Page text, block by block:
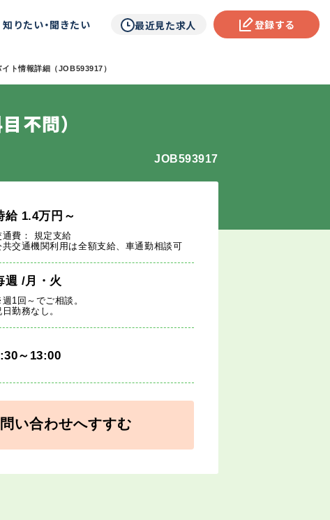
知りたい・聞きたい 最近見た求人 登録する
ト情報詳細（JOB593917）
問）
JOB593917
給1.4万円 ～
通費： 規定支給
共交通機関利用は全額支給、車通勤相談可
週 /月・火
1回～でご相談。
日勤務なし。
～13:00
い合わせへすすむ